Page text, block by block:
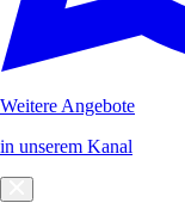
Weitere Angebote
in unserem Kanal